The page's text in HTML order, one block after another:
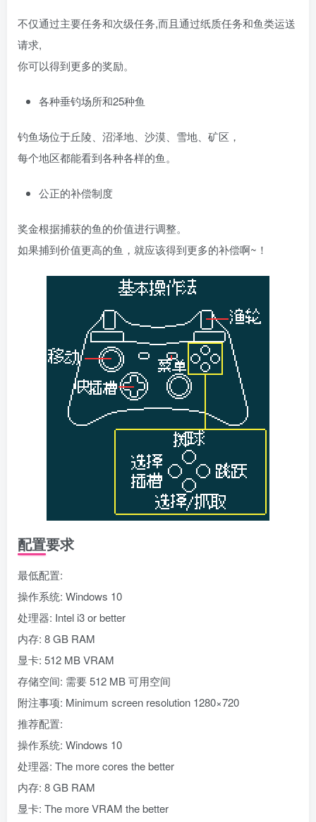
不仅通过主要任务和次级任务,而且通过纸质任务和鱼类运送
请求,
你可以得到更多的奖励。
各种垂钓场所和25种鱼
钓鱼场位于丘陵、沼泽地、沙漠、雪地、矿区，
每个地区都能看到各种各样的鱼。
公正的补偿制度
奖金根据捕获的鱼的价值进行调整。
如果捕到价值更高的鱼，就应该得到更多的补偿啊~！
配置要求
最低配置:
操作系统: Windows 10
处理器: Intel i3 or better
内存: 8 GB RAM
显卡: 512 MB VRAM
存储空间: 需要 512 MB 可用空间
附注事项: Minimum screen resolution 1280×720
推荐配置:
操作系统: Windows 10
处理器: The more cores the better
内存: 8 GB RAM
显卡: The more VRAM the better